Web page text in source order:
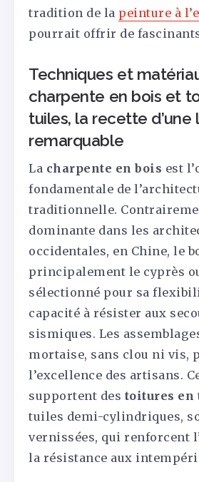
tradition de la peinture à
pourrait offrir de
Techniques et
charpente en bois et
tuiles, la recette d’une
remarquable
La charpente en bois est
fondamentale de
traditionnelle.
dominante dans les
occidentales, en Chine, le
principalement le cyprès
sélectionné pour sa
capacité à résister aux
sismiques. Les
mortaise, sans clou ni vis,
l’excellence des artisans.
supportent des toitures en
tuiles demi-cylindriques,
vernissées, qui renforcent
la résistance aux